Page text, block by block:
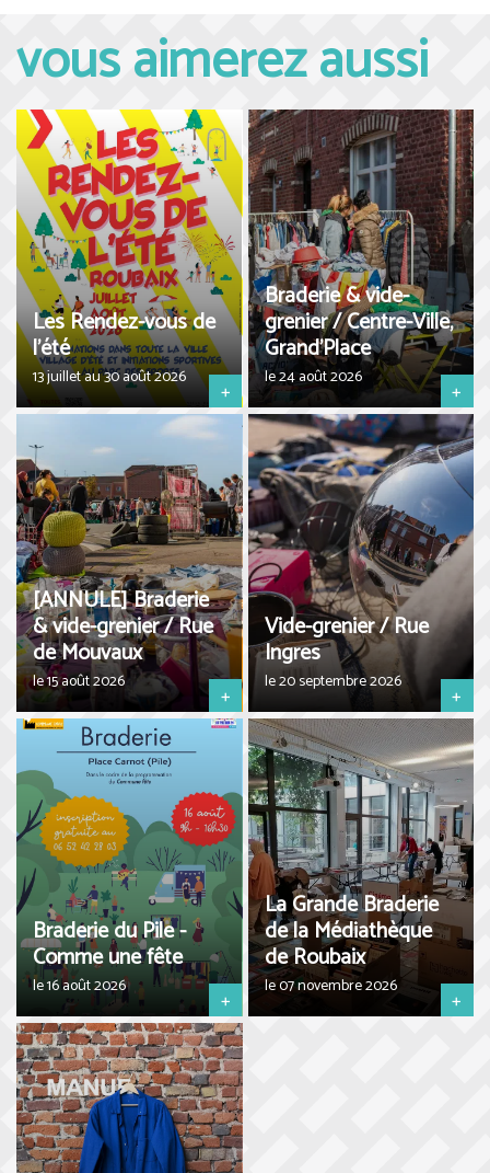
vous aimerez aussi
Les Rendez-vous de
l'été
13 juillet au 30 août 2026
+
[ANNULE] Braderie
& vide-grenier / Rue
de Mouvaux
le 15 août 2026
+
Braderie du Pile -
Comme une fête
le 16 août 2026
+
Braderie & vide-
grenier / Centre-Ville,
Grand’Place
le 24 août 2026
+
Vide-grenier / Rue
Ingres
le 20 septembre 2026
+
La Grande Braderie
de la Médiathèque
de Roubaix
le 07 novembre 2026
+